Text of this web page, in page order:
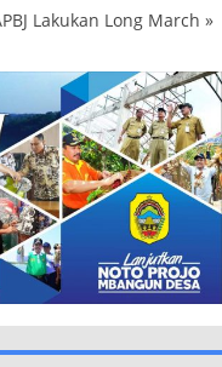
Lakukan Long March »